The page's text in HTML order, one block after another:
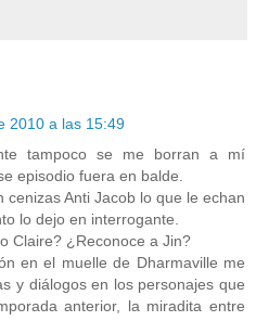
2010 a las 15:49
tampoco se me borran a mí
episodio fuera en balde.
cenizas Anti Jacob lo que le echan
lo dejo en interrogante.
Claire? ¿Reconoce a Jin?
en el muelle de Dharmaville me
y diálogos en los personajes que
anterior, la miradita entre